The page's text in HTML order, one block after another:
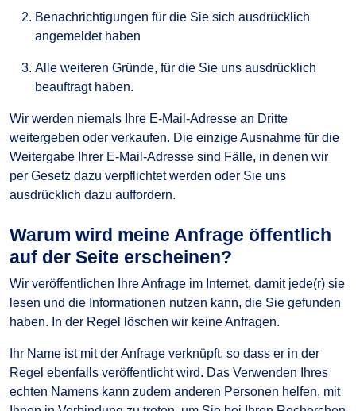
Benachrichtigungen für die Sie sich ausdrücklich
angemeldet haben
Alle weiteren Gründe, für die Sie uns ausdrücklich
beauftragt haben.
Wir werden niemals Ihre E-Mail-Adresse an Dritte
weitergeben oder verkaufen. Die einzige Ausnahme für die
Weitergabe Ihrer E-Mail-Adresse sind Fälle, in denen wir
per Gesetz dazu verpflichtet werden oder Sie uns
ausdrücklich dazu auffordern.
Warum wird meine Anfrage öffentlich
auf der Seite erscheinen?
Wir veröffentlichen Ihre Anfrage im Internet, damit jede(r) sie
lesen und die Informationen nutzen kann, die Sie gefunden
haben. In der Regel löschen wir keine Anfragen.
Ihr Name ist mit der Anfrage verknüpft, so dass er in der
Regel ebenfalls veröffentlicht wird. Das Verwenden Ihres
echten Namens kann zudem anderen Personen helfen, mit